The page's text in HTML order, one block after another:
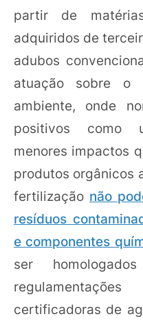
partir de
adquiridos de
adubos
atuação sobre
ambiente, onde
positivos como
menores impactos
produtos orgânicos
fertilização não
resíduos
e componentes
ser
certificadoras de